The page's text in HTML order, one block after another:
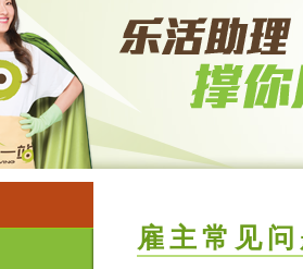
雇主常见